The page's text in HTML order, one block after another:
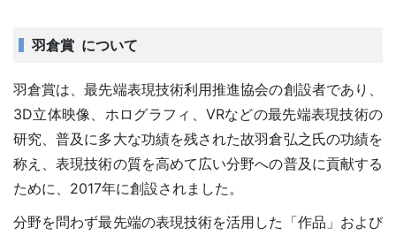
羽倉賞 について
羽倉賞は、最先端表現技術利用推進協会の創設者であり、
3D立体映像、ホログラフィ、VRなどの最先端表現技術の
研究、普及に多大な功績を残された故羽倉弘之氏の功績を
称え、表現技術の質を高めて広い分野への普及に貢献する
ために、2017年に創設されました。
分野を問わず最先端の表現技術を活用した「作品」および